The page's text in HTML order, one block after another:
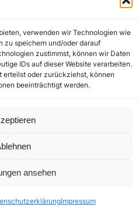
verwenden wir Technologien wie
zu speichern und/oder darauf
zustimmst, können wir Daten
IDs auf dieser Website verarbeiten.
erteilst oder zurückziehst, können
beeinträchtigt werden.
ansehen
Impressum
die Aufrechterhaltung